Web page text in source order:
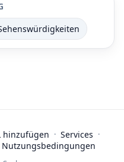
hinzufügen · Services ·